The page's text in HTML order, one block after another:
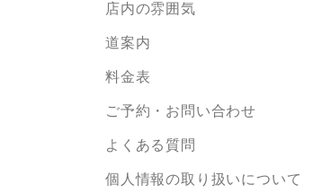
店内の雰囲気
道案内
料金表
ご予約・お問い合わせ
よくある質問
個人情報の取り扱いについて